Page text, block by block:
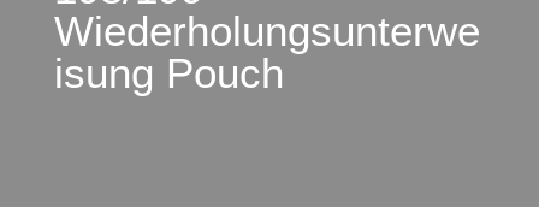
Wiederholungsunterwe
isung Pouch